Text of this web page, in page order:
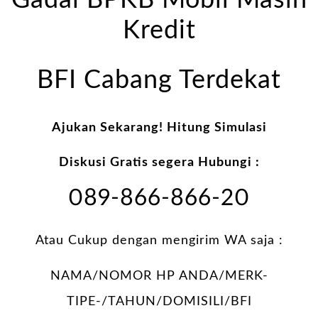
Kredit
BFI Cabang Terdekat
Ajukan Sekarang! Hitung Simulasi
Diskusi Gratis segera Hubungi :
089-866-866-20
Atau Cukup dengan mengirim WA saja :
NAMA/NOMOR HP ANDA/MERK-
TIPE-/TAHUN/DOMISILI/BFI